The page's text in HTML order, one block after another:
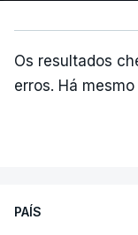
Os resultados
erros. Há
PAÍS